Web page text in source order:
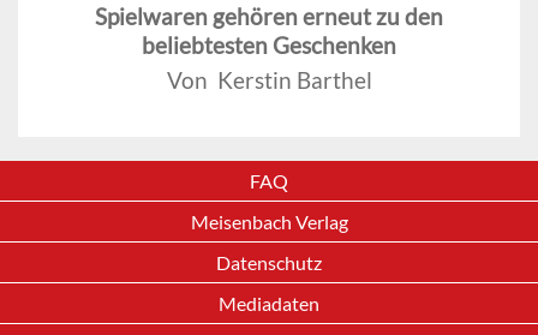
Spielwaren gehören erneut zu den
beliebtesten Geschenken
Von Kerstin Barthel
FAQ
Meisenbach Verlag
Datenschutz
Mediadaten